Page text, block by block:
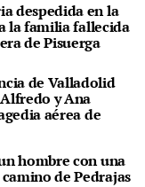
despedida en la
la familia fallecida
de Pisuerga
de Valladolid
y Ana
aérea de
hombre con una
de Pedrajas